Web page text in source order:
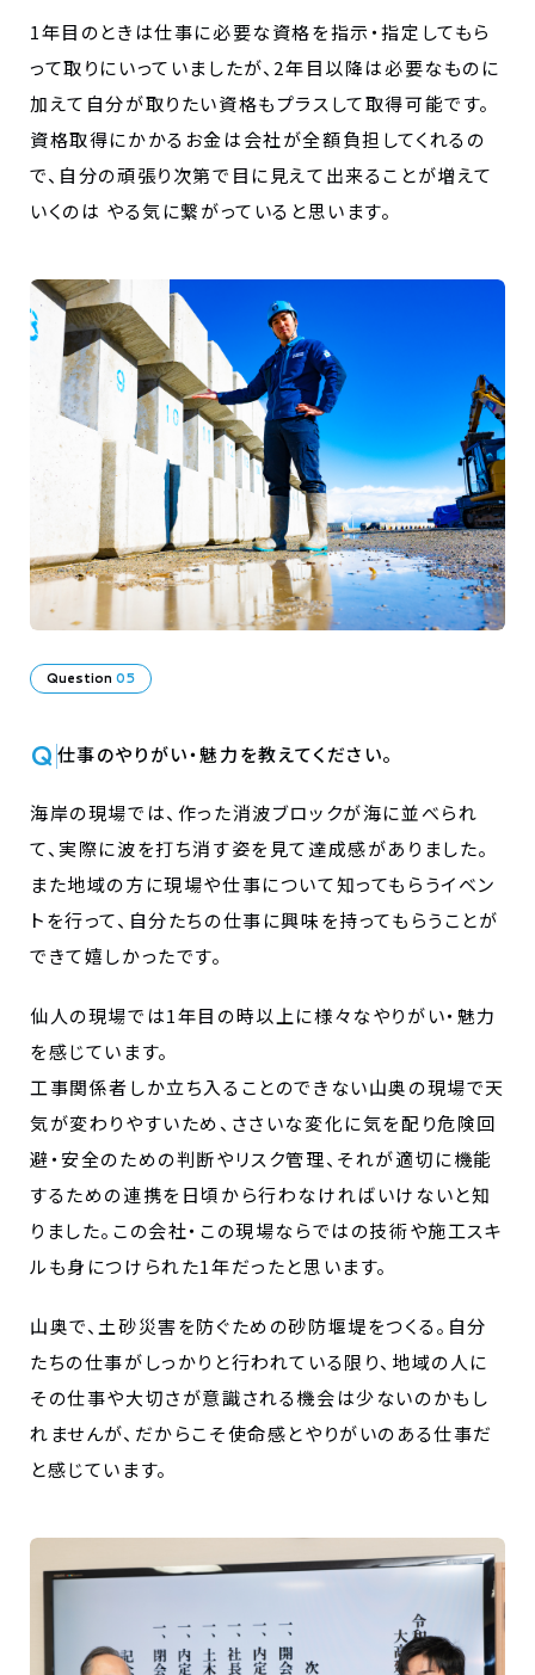
1年目のときは仕事に必要な資格を指示・指定してもら
って取りにいっていましたが、2年目以降は必要なものに
加えて自分が取りたい資格もプラスして取得可能です。
資格取得にかかるお金は会社が全額負担してくれるの
で、自分の頑張り次第で目に見えて出来ることが増えて
いくのは やる気に繋がっていると思います。
Question 05
Q仕事のやりがい・魅力を教えてください。
海岸の現場では、作った消波ブロックが海に並べられ
て、実際に波を打ち消す姿を見て達成感がありました。
また地域の方に現場や仕事について知ってもらうイベン
トを行って、自分たちの仕事に興味を持ってもらうことが
できて嬉しかったです。
仙人の現場では1年目の時以上に様々なやりがい・魅力
を感じています。
工事関係者しか立ち入ることのできない山奥の現場で天
気が変わりやすいため、ささいな変化に気を配り危険回
避・安全のための判断やリスク管理、それが適切に機能
するための連携を日頃から行わなければいけないと知
りました。この会社・この現場ならではの技術や施工スキ
ルも身につけられた1年だったと思います。
山奥で、土砂災害を防ぐための砂防堰堤をつくる。自分
たちの仕事がしっかりと行われている限り、地域の人に
その仕事や大切さが意識される機会は少ないのかもし
れませんが、だからこそ使命感とやりがいのある仕事だ
と感じています。